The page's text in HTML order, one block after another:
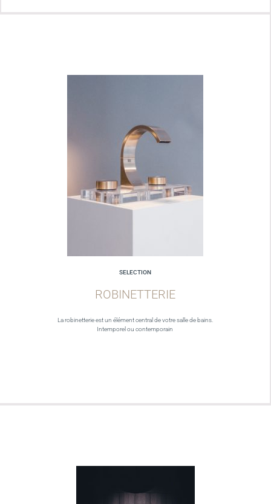
SELECTION
ROBINETTERIE
La robinetterie est un élément central de votre salle de bains.
Intemporel ou contemporain